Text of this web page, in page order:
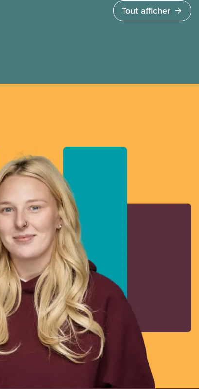
de l’entreprise. Le gouvernement libéral a
invoqué l’article 107 du Code canadien du travail
Tout afficher